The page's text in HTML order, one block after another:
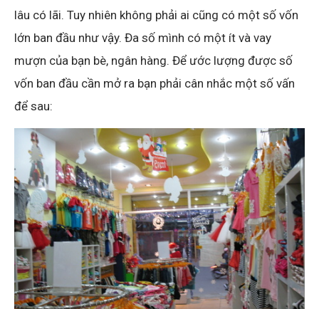
lâu có lãi. Tuy nhiên không phải ai cũng có một số vốn
lớn ban đầu như vậy. Đa số mình có một ít và vay
mượn của bạn bè, ngân hàng. Để ước lượng được số
vốn ban đầu cần mở ra bạn phải cân nhắc một số vấn
để sau: